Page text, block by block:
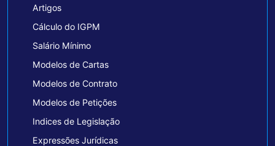
Artigos
Cálculo do IGPM
Salário Mínimo
Modelos de Cartas
Modelos de Contrato
Modelos de Petições
Indices de Legislação
Expressões Jurídicas